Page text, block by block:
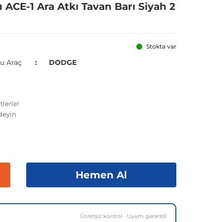
1 Ara Atkı Tavan Barı Siyah 2
Stokta var
Araç DODGE
Hemen Al
Ücretsiz kontrol · Uyum garantili